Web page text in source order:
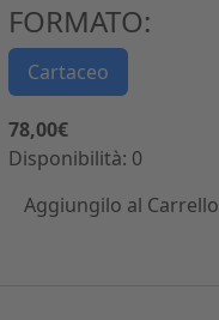
FORMATO:
Cartaceo
78,00€
Disponibilità: 0
Aggiungilo al Carrello